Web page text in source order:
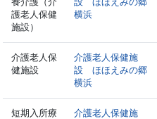
護老人保健
施設）
横浜
介護老人保
健施設
介護老人保健施
設 ほほえみの郷
横浜
短期入所療
介護老人保健施